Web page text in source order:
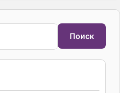
Поиск